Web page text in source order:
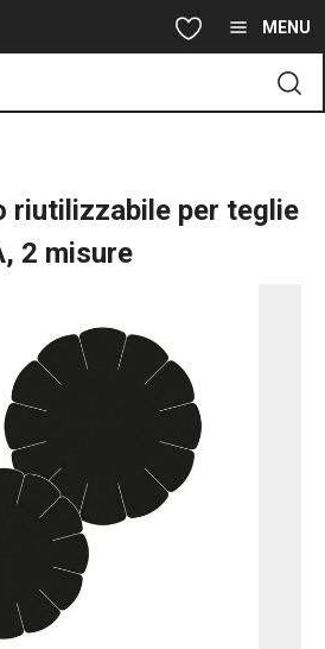
principale MENU
riutilizzabile per teglie
2 misure